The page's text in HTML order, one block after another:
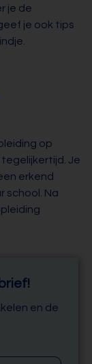
je de
je ook tips
op
Je
erkend
school. Na
en de